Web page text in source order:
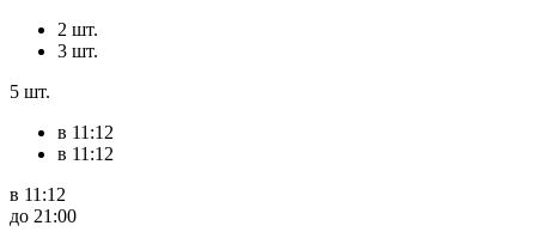
2 шт.
3 шт.
5 шт.
в 11:12
в 11:12
в 11:12
до 21:00